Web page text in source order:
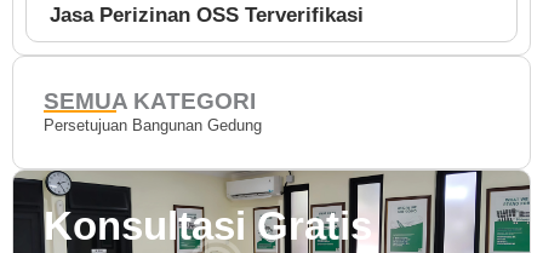
Jasa Perizinan OSS Terverifikasi
SEMUA KATEGORI
Persetujuan Bangunan Gedung
Konsultasi Gratis